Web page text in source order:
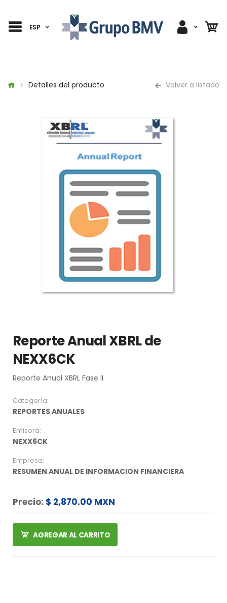
ESP
Detalles del producto Volver a listado
Reporte Anual XBRL de
NEXX6CK
Reporte Anual XBRL Fase II
Categoría:
REPORTES ANUALES
Emisora:
NEXX6CK
Empresa:
RESUMEN ANUAL DE INFORMACION FINANCIERA
Precio: $ 2,870.00 MXN
AGREGAR AL CARRITO